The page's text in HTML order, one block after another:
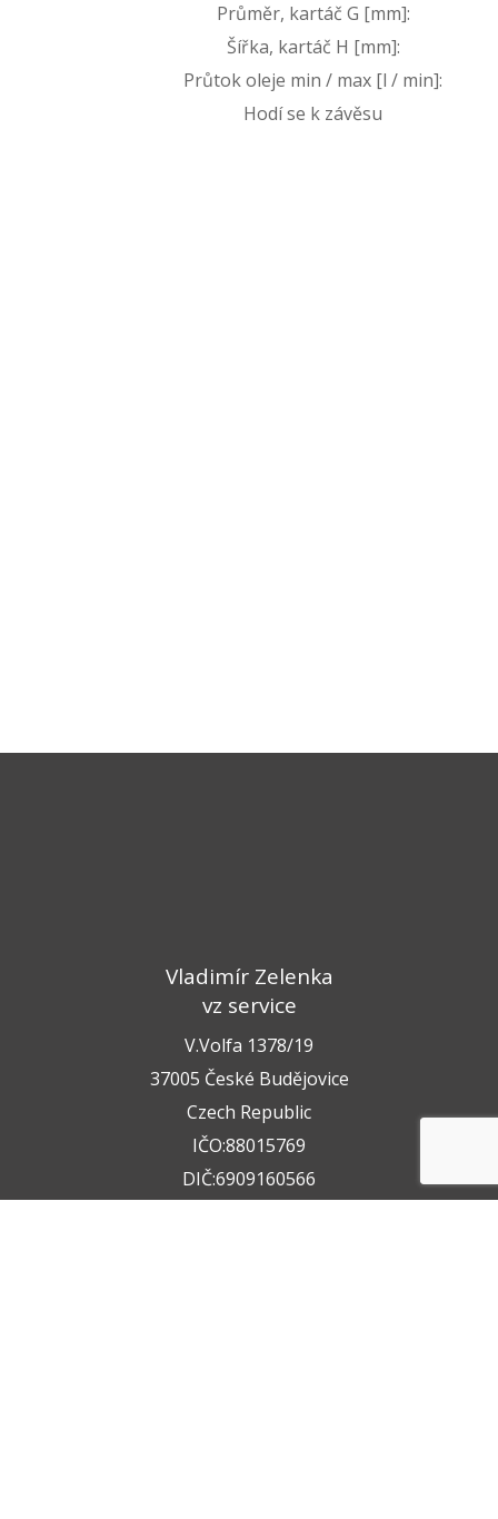
Průměr, kartáč G [mm]:
Šířka, kartáč H [mm]:
Průtok oleje min / max [l / min]:
Hodí se k závěsu
Vladimír Zelenka
vz service
V.Volfa 1378/19
37005 České Budějovice
Czech Republic
IČO:88015769
DIČ:6909160566